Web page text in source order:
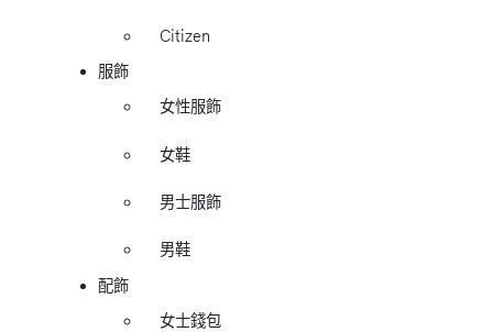
Citizen
服飾
女性服飾
女鞋
男士服飾
男鞋
配飾
女士錢包